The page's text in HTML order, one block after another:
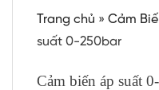
Trang chủ » Cảm
suất 0-250bar
Cảm biến áp suất